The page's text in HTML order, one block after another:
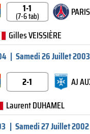
1-1
(7-6 tab)
Gilles VEISSIÈRE
| Samedi 26 Juillet
2-1
AJ
Laurent DUHAMEL
| Samedi 27 Juillet